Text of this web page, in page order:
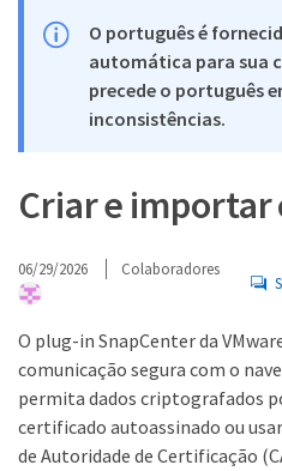
O português é
automática para sua
precede o português
inconsistências.
Criar e
06/29/2026 Colaboradores
O plug-in SnapCenter da
comunicação segura com o
permita dados criptografados
certificado autoassinado ou
de Autoridade de Certificação